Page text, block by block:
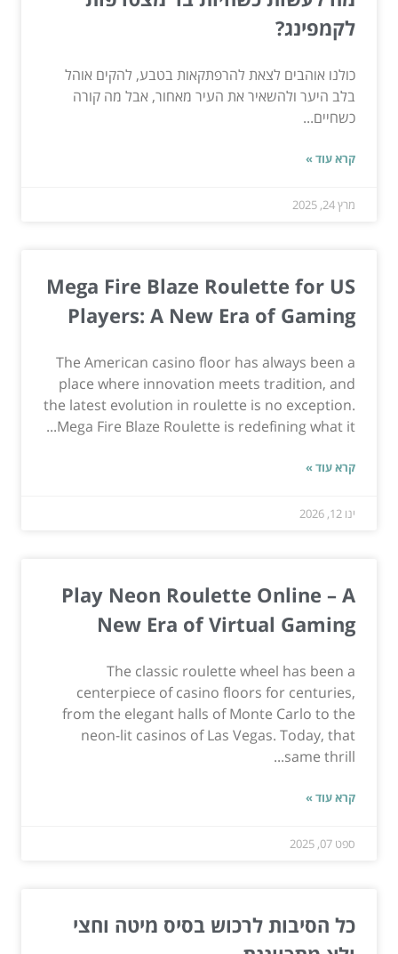
לקמפינג?
כולנו אוהבים לצאת להרפתקאות בטבע, להקים אוהל
בלב היער ולהשאיר את העיר מאחור, אבל מה קורה
כשחיים...
קרא עוד »
מרץ 24, 2025
Mega Fire Blaze Roulette for US
Players: A New Era of Gaming
The American casino floor has always been a
place where innovation meets tradition, and
the latest evolution in roulette is no exception.
Mega Fire Blaze Roulette is redefining what it...
קרא עוד »
ינו 12, 2026
Play Neon Roulette Online – A
New Era of Virtual Gaming
The classic roulette wheel has been a
centerpiece of casino floors for centuries,
from the elegant halls of Monte Carlo to the
neon-lit casinos of Las Vegas. Today, that
same thrill...
קרא עוד »
ספט 07, 2025
כל הסיבות לרכוש בסיס מיטה וחצי